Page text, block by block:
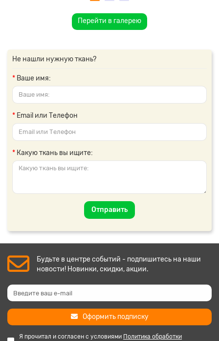
Перейти в галерею
Не нашли нужную ткань?
Ваше имя:
Email или Телефон
Какую ткань вы ищите:
Отправить
Будьте в центре событий - подпишитесь на наши
новости! Новинки, скидки, акции.
Оформить подписку
Я прочитал и согласен с условиями Политика обработки